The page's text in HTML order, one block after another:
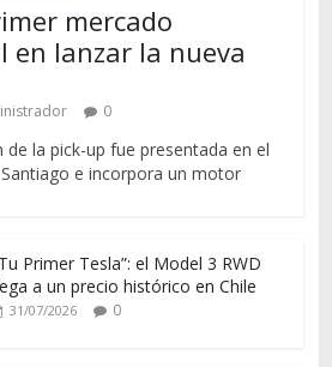
mercado
en lanzar la nueva
0
de la pick-up fue presentada en el
e incorpora un motor
Primer Tesla”: el Model 3 RWD
a un precio histórico en Chile
31/07/2026 0